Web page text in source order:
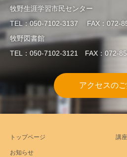
牧野生涯学習市民センター
TEL：050-7102-3137 FAX：072-
牧野図書館
TEL：050-7102-3121 FAX：072-
アクセスの
トップページ
お知らせ
講